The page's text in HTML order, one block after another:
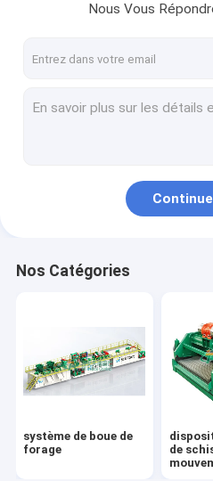
dispositif trembleur de
centrifugeuse de boue de
Screen Shaker Shale
Dessiccateur vertical de
Vide Dégazeur
cisaillement de la pompe
Nous Vous
Nos Catégories
système de boue de
forage
de